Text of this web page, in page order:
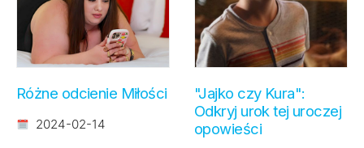
Różne odcienie Miłości
2024-02-14
"Jajko czy Kura":
Odkryj urok tej uroczej
opowieści